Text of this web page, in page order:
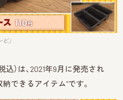
』
込）は、2021年9月に発売され
できるアイテム”です。